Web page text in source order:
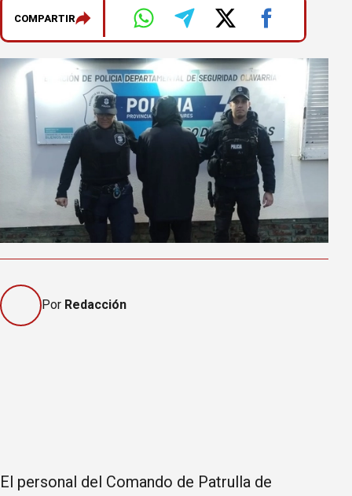
COMPARTIR
Por Redacción
El personal del Comando de Patrulla de